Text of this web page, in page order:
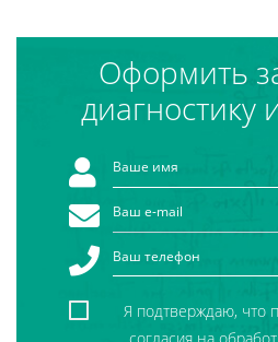
Оформить
диагностику
Я подтверждаю, что